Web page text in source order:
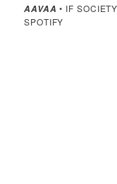
AAVAA • IF
SPOTIFY